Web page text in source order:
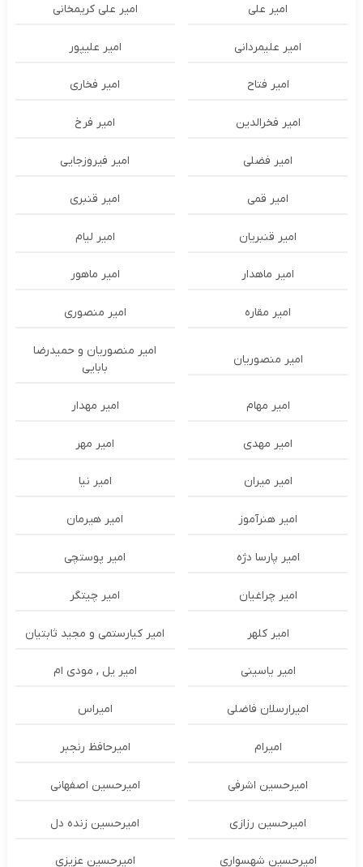
امیر علی امیر علی کریمخانی
امیر علیمردانی امیر علیپور
امیر فتاح امیر فخاری
امیر فخرالدین امیر فرخ
امیر فضلی امیر فیروزجایی
امیر قمی امیر قنبری
امیر قنبریان امیر لیام
امیر ماهدار امیر ماهور
امیر مقاره امیر منصوری
امیر منصوریان
امیر منصوریان و حمیدرضا
بابایی
امیر مهام امیر مهدار
امیر مهدی امیر مهر
امیر میران امیر نیا
امیر هنرآموز امیر هیرمان
امیر پارسا دژه امیر پوستچی
امیر چراغیان امیر چیتگر
امیر کلهر امیر کیارستمی و مجید ثابتیان
امیر یاسینی امیر یل , مودی ام
امیرارسلان فاضلی امیراس
امیرام امیرحافظ رنجبر
امیرحسین اشرفی امیرحسین اصفهانی
امیرحسین رزازی امیرحسین زنده دل
امیرحسین شهسواری امیرحسین عزیزی